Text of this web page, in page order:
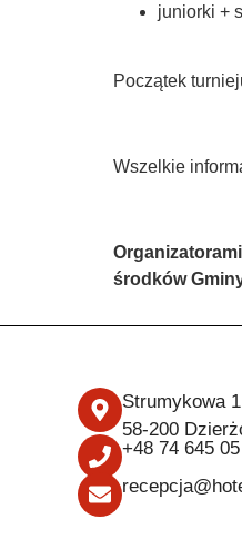
juniorki +
Początek
Wszelkie
środków
Strumykowa 1
58-200
+48 74 645